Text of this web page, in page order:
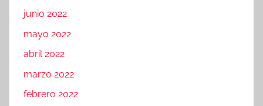
junio 2022
mayo 2022
abril 2022
marzo 2022
febrero 2022